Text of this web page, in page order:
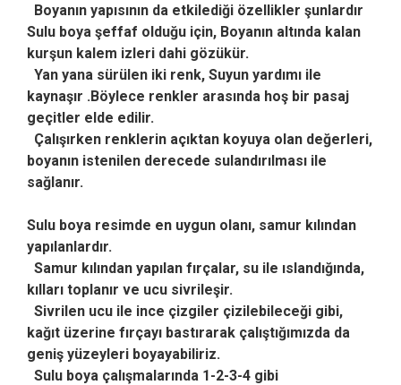
Boyanın yapısının da etkilediği özellikler şunlardır
Sulu boya şeffaf olduğu için, Boyanın altında kalan
kurşun kalem izleri dahi gözükür.
Yan yana sürülen iki renk, Suyun yardımı ile
kaynaşır .Böylece renkler arasında hoş bir pasaj
geçitler elde edilir.
Çalışırken renklerin açıktan koyuya olan değerleri,
boyanın istenilen derecede sulandırılması ile
sağlanır.
Sulu boya resimde en uygun olanı, samur kılından
yapılanlardır.
Samur kılından yapılan fırçalar, su ile ıslandığında,
kılları toplanır ve ucu sivrileşir.
Sivrilen ucu ile ince çizgiler çizilebileceği gibi,
kağıt üzerine fırçayı bastırarak çalıştığımızda da
geniş yüzeyleri boyayabiliriz.
Sulu boya çalışmalarında 1-2-3-4 gibi